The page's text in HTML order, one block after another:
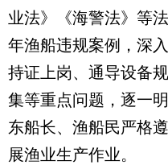
业法》《海警法》等
年渔船违规案例，深
持证上岗、通导设备
集等重点问题，逐一
东船长、渔船民严格
展渔业生产作业。